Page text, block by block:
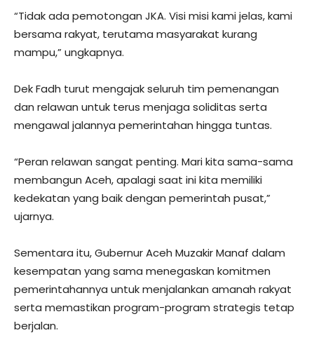
“Tidak ada pemotongan JKA. Visi misi kami jelas, kami
bersama rakyat, terutama masyarakat kurang
mampu,” ungkapnya.
Dek Fadh turut mengajak seluruh tim pemenangan
dan relawan untuk terus menjaga soliditas serta
mengawal jalannya pemerintahan hingga tuntas.
“Peran relawan sangat penting. Mari kita sama-sama
membangun Aceh, apalagi saat ini kita memiliki
kedekatan yang baik dengan pemerintah pusat,”
ujarnya.
Sementara itu, Gubernur Aceh Muzakir Manaf dalam
kesempatan yang sama menegaskan komitmen
pemerintahannya untuk menjalankan amanah rakyat
serta memastikan program-program strategis tetap
berjalan.